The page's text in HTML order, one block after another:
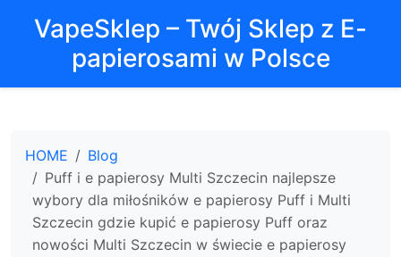
VapeSklep – Twój Sklep z E-
papierosami w Polsce
HOME
Blog
Puff i e papierosy Multi Szczecin najlepsze
wybory dla miłośników e papierosy Puff i Multi
Szczecin gdzie kupić e papierosy Puff oraz
nowości Multi Szczecin w świecie e papierosy